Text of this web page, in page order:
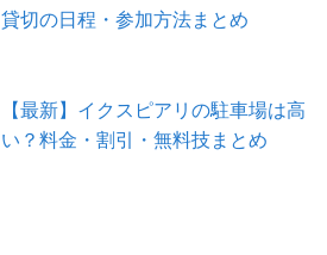
貸切の日程・参加方法まとめ
【最新】イクスピアリの駐車場は高
い？料金・割引・無料技まとめ